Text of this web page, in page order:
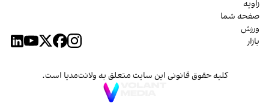
زاویه
صفحه شما
ورزش
بازار
کلیه حقوق قانونی این سایت متعلق به ولانت‌مدیا است.